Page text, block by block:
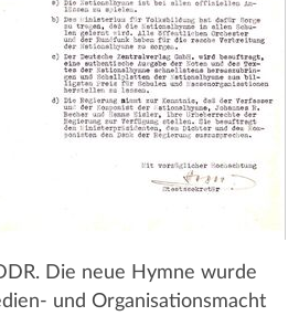
Die neue Hymne wurde
und Organisationsmacht